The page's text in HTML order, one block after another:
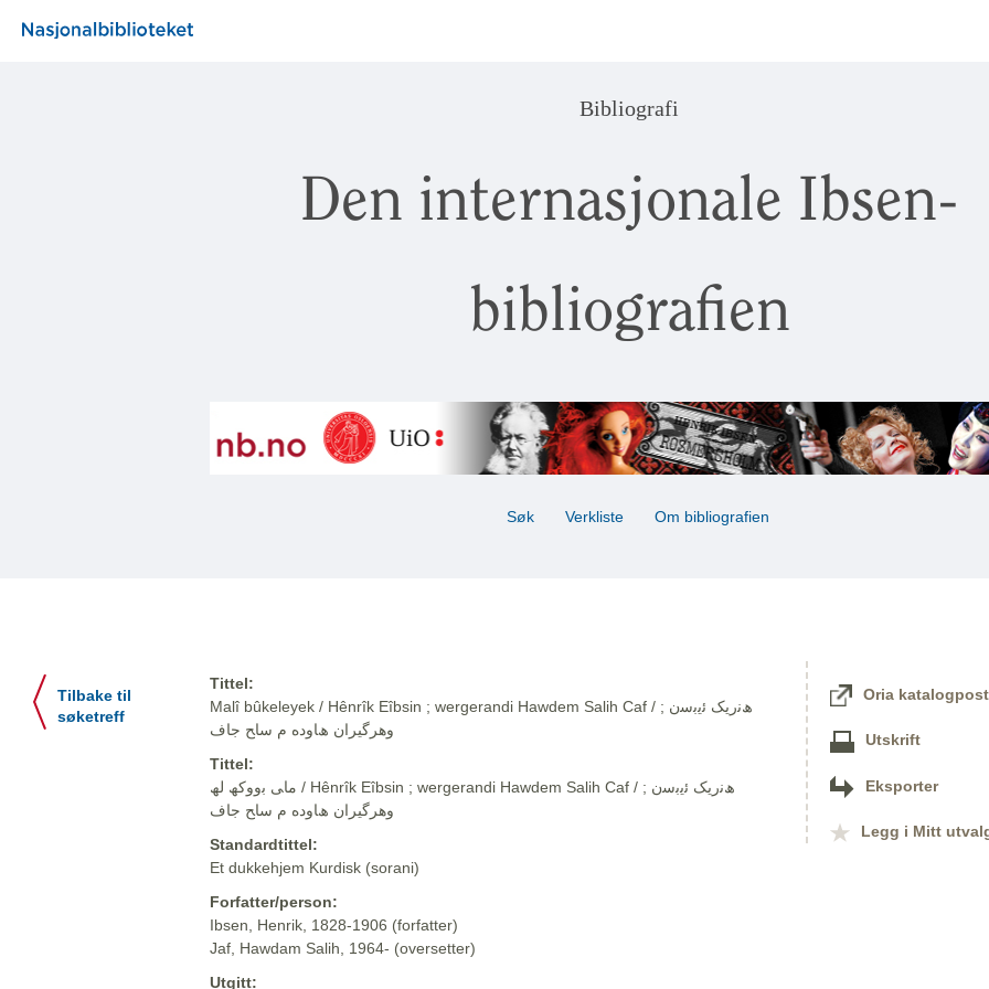
Bibliografi
Den internasjonale Ibsen-
bibliografien
Søk Verkliste Om bibliografien
Tilbake til
søketreff
Tittel:
Malî bûkeleyek / Hênrîk Eîbsin ; wergerandi Hawdem Salih Caf / ھﻧرﯾﮏ ﺋﯾﺑﺳن ;
وهرگيران ھﺎوده م ﺳﺎﺢ ﺟﺎف
Tittel:
ﻣﺎﯽ ﺑووﮐﮫ ﻟﮫ / Hênrîk Eîbsin ; wergerandi Hawdem Salih Caf / ھﻧرﯾﮏ ﺋﯾﺑﺳن ;
وهرگيران ھﺎوده م ﺳﺎﺢ ﺟﺎف
Standardtittel:
Et dukkehjem Kurdisk (sorani)
Forfatter/person:
Ibsen, Henrik, 1828-1906 (forfatter)
Jaf, Hawdam Salih, 1964- (oversetter)
Utgitt:
Oria katalogpost
Utskrift
Eksporter
Legg i Mitt